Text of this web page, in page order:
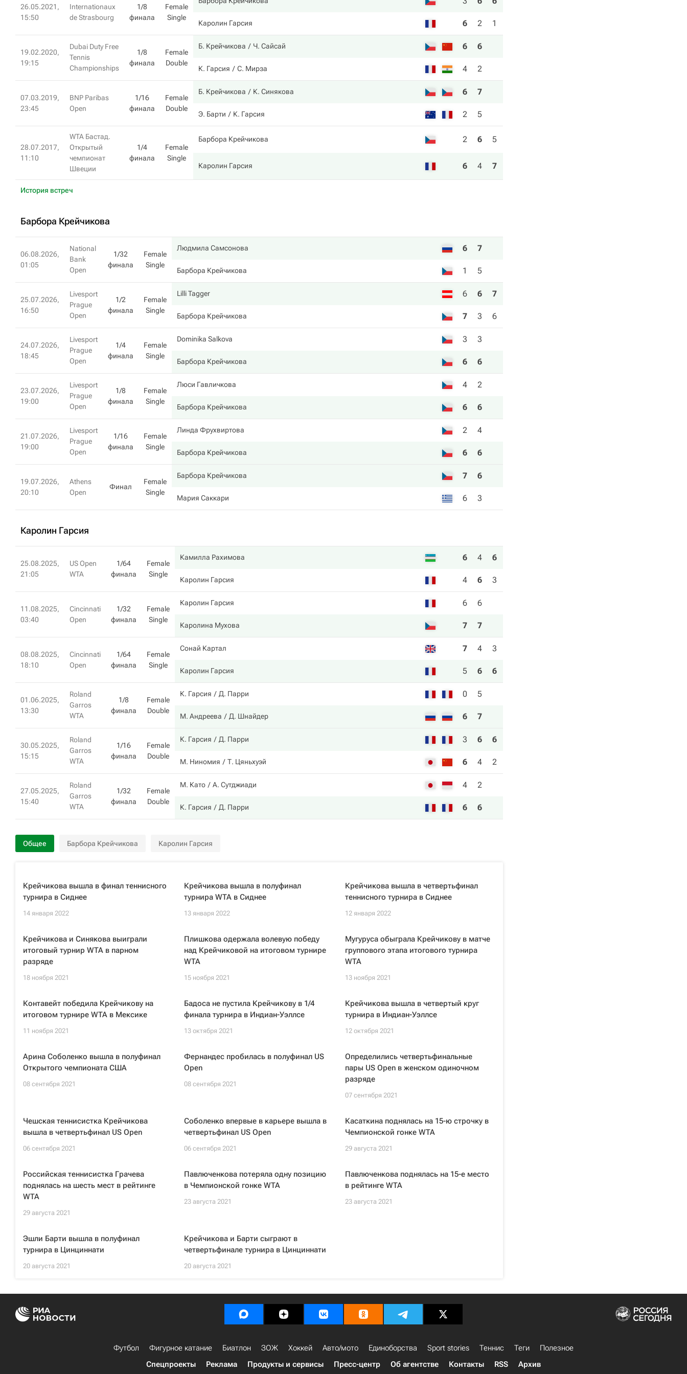
26.05.2021,
15:50
Internationaux
de Strasbourg
1/8
финала
Female
Single
Каролин Гарсия 6 2 1
19.02.2020,
19:15
Dubai Duty Free
Tennis
Championships
1/8
финала
Female
Double
Б. Крейчикова Ч. Сайсай 6 6
К. Гарсия С. Мирза 4 2
07.03.2019,
23:45
BNP Paribas
Open
1/16
финала
Female
Double
Б. Крейчикова К. Синякова 6 7
Э. Барти К. Гарсия 2 5
28.07.2017,
11:10
WTA Бастад.
Открытый
чемпионат
Швеции
1/4
финала
Female
Single
Барбора Крейчикова 2 6 5
Каролин Гарсия 6 4 7
История встреч
Барбора Крейчикова
06.08.2026,
01:05
National
Bank
Open
1/32
финала
Female
Single
Людмила Самсонова 6 7
Барбора Крейчикова 1 5
25.07.2026,
16:50
Livesport
Prague
Open
1/2
финала
Female
Single
Lilli Tagger 6 6 7
Барбора Крейчикова 7 3 6
24.07.2026,
18:45
Livesport
Prague
Open
1/4
финала
Female
Single
Dominika Salkova 3 3
Барбора Крейчикова 6 6
23.07.2026,
19:00
Livesport
Prague
Open
1/8
финала
Female
Single
Люси Гавличкова 4 2
Барбора Крейчикова 6 6
21.07.2026,
19:00
Livesport
Prague
Open
1/16
финала
Female
Single
Линда Фрухвиртова 2 4
Барбора Крейчикова 6 6
19.07.2026,
20:10
Athens
Open
Финал
Female
Single
Барбора Крейчикова 7 6
Мария Саккари 6 3
Каролин Гарсия
25.08.2025,
21:05
US Open
WTA
1/64
финала
Female
Single
Камилла Рахимова 6 4 6
Каролин Гарсия 4 6 3
11.08.2025,
03:40
Cincinnati
Open
1/32
финала
Female
Single
Каролин Гарсия 6 6
Каролина Мухова 7 7
08.08.2025,
18:10
Cincinnati
Open
1/64
финала
Female
Single
Сонай Картал 7 4 3
Каролин Гарсия 5 6 6
01.06.2025,
13:30
Roland
Garros
WTA
1/8
финала
Female
Double
К. Гарсия Д. Парри 0 5
М. Андреева Д. Шнайдер 6 7
30.05.2025,
15:15
Roland
Garros
WTA
1/16
финала
Female
Double
К. Гарсия Д. Парри 3 6 6
М. Ниномия Т. Цяньхуэй 6 4 2
27.05.2025,
15:40
Roland
Garros
WTA
1/32
финала
Female
Double
М. Като А. Сутджиади 4 2
К. Гарсия Д. Парри 6 6
Общее Барбора Крейчикова Каролин Гарсия
Крейчикова вышла в финал теннисного
турнира в Сиднее
14 января 2022
Крейчикова вышла в полуфинал
турнира WTA в Сиднее
13 января 2022
Крейчикова вышла в четвертьфинал
теннисного турнира в Сиднее
12 января 2022
Крейчикова и Синякова выиграли
итоговый турнир WTA в парном
разряде
18 ноября 2021
Плишкова одержала волевую победу
над Крейчиковой на итоговом турнире
WTA
15 ноября 2021
Мугуруса обыграла Крейчикову в матче
группового этапа итогового турнира
WTA
13 ноября 2021
Контавейт победила Крейчикову на
итоговом турнире WTA в Мексике
11 ноября 2021
Бадоса не пустила Крейчикову в 1/4
финала турнира в Индиан-Уэллсе
13 октября 2021
Крейчикова вышла в четвертый круг
турнира в Индиан-Уэллсе
12 октября 2021
Арина Соболенко вышла в полуфинал
Открытого чемпионата США
08 сентября 2021
Фернандес пробилась в полуфинал US
Open
08 сентября 2021
Определились четвертьфинальные
пары US Open в женском одиночном
разряде
07 сентября 2021
Чешская теннисистка Крейчикова
вышла в четвертьфинал US Open
06 сентября 2021
Соболенко впервые в карьере вышла в
четвертьфинал US Open
06 сентября 2021
Касаткина поднялась на 15-ю строчку в
Чемпионской гонке WTA
29 августа 2021
Российская теннисистка Грачева
поднялась на шесть мест в рейтинге
WTA
29 августа 2021
Павлюченкова потеряла одну позицию
в Чемпионской гонке WTA
23 августа 2021
Павлюченкова поднялась на 15-е место
в рейтинге WTA
23 августа 2021
Эшли Барти вышла в полуфинал
турнира в Цинциннати
20 августа 2021
Крейчикова и Барти сыграют в
четвертьфинале турнира в Цинциннати
20 августа 2021
Футбол Фигурное катание Биатлон ЗОЖ Хоккей Авто/мото Единоборства Sport stories Теннис Теги
Полезное
Спецпроекты
Реклама Продукты и сервисы Пресс-центр Об агентстве Контакты RSS Архив